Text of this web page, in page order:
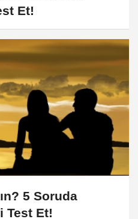
Et!
5 Soruda
Test Et!